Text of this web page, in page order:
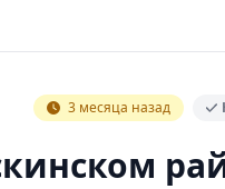
3 месяца назад